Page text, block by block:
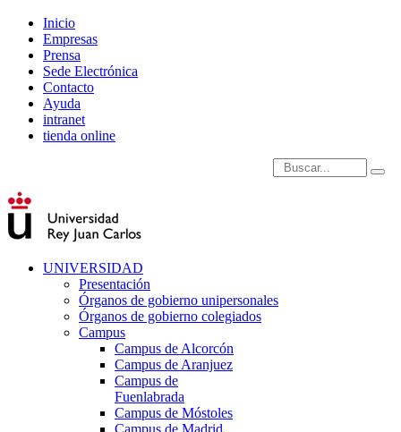
Inicio
Empresas
Prensa
Sede Electrónica
Contacto
Ayuda
intranet
tienda online
Introduce términos de
UNIVERSIDAD
Presentación
Órganos de gobierno unipersonales
Órganos de gobierno colegiados
Campus
Campus de Alcorcón
Campus de Aranjuez
Campus de
Fuenlabrada
Campus de Móstoles
Campus de Madrid